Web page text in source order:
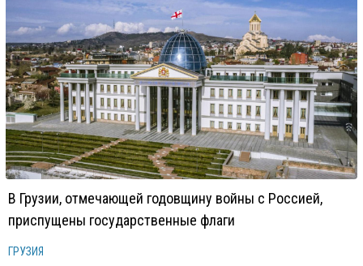
В Грузии, отмечающей годовщину войны с Россией,
приспущены государственные флаги
ГРУЗИЯ